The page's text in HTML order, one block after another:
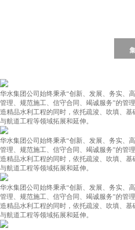
华水集团公司始终秉承“创新、发展、务实、
管理、规范施工、信守合同、竭诚服务”的管
造精品水利工程的同时，依托疏浚、吹填、
与航道工程等领域拓展和延伸。
华水集团公司始终秉承“创新、发展、务实、
管理、规范施工、信守合同、竭诚服务”的管
造精品水利工程的同时，依托疏浚、吹填、
与航道工程等领域拓展和延伸。
华水集团公司始终秉承“创新、发展、务实、
管理、规范施工、信守合同、竭诚服务”的管
造精品水利工程的同时，依托疏浚、吹填、
与航道工程等领域拓展和延伸。